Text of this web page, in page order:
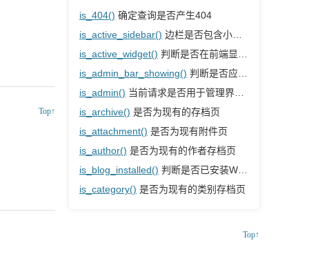
is_404() 确定查询是否产生404
is_active_sidebar() 边栏是否包含小工具
is_active_widget() 判断是否在前端显示给定的小工具
is_admin_bar_showing() 判断是否应显示管理栏
is_admin() 当前请求是否用于管理界面页面
is_archive() 是否为现有的存档页
is_attachment() 是否为现有附件页
is_author() 是否为现有的作者存档页
is_blog_installed() 判断是否已安装WordPress
is_category() 是否为现有的类别存档页
Top↑
Top↑